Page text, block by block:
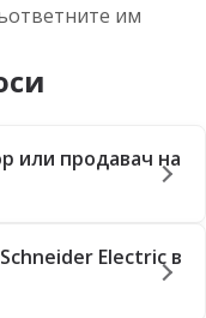
им
или продавач на
Electric в